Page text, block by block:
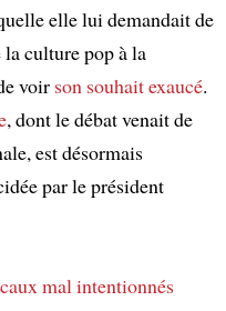
elle lui demandait de
culture pop à la
voir son souhait exaucé.
, dont le débat venait de
est désormais
par le président
mal intentionnés